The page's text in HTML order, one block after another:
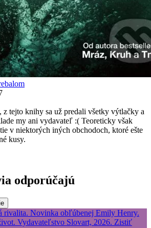
z tejto knihy sa už predali všetky výtlačky a
my ani vydavateľ :( Teoreticky však
v niektorých iných obchodoch, ktoré ešte
kusy.
odporúčajú